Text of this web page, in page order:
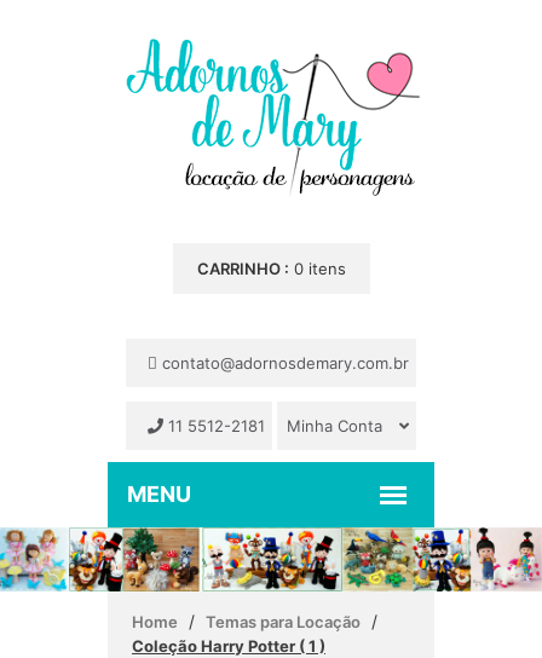
CARRINHO : 0 itens
contato@adornosdemary.com.br
11 5512-2181 Minha Conta
Home / Temas para Locação /
Coleção Harry Potter ( 1 )